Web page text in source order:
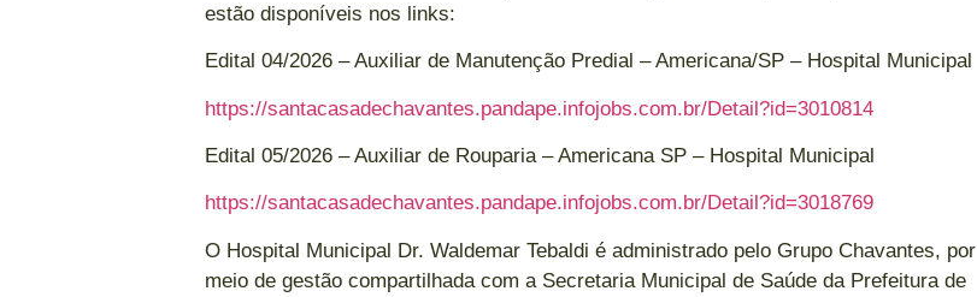
estão disponíveis nos links:
Edital 04/2026 – Auxiliar de Manutenção Predial – Americana/SP – Hospital Municipal
https://santacasadechavantes.pandape.infojobs.com.br/Detail?id=3010814
Edital 05/2026 – Auxiliar de Rouparia – Americana SP – Hospital Municipal
https://santacasadechavantes.pandape.infojobs.com.br/Detail?id=3018769
O Hospital Municipal Dr. Waldemar Tebaldi é administrado pelo Grupo Chavantes, por
meio de gestão compartilhada com a Secretaria Municipal de Saúde da Prefeitura de